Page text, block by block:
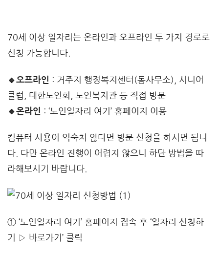
70세 이상 일자리는 온라인과 오프라인 두 가지 경로로
신청 가능합니다.
🔹오프라인 : 거주지 행정복지센터(동사무소), 시니어
클럽, 대한노인회, 노인복지관 등 직접 방문
🔹온라인 : ‘노인일자리 여기’ 홈페이지 이용
컴퓨터 사용이 익숙치 않다면 방문 신청을 하시면 됩니
다. 다만 온라인 진행이 어렵지 않으니 하단 방법을 따
라해보시기 바랍니다.
① ‘노인일자리 여기’ 홈페이지 접속 후 ‘일자리 신청하
기 ▷ 바로가기’ 클릭